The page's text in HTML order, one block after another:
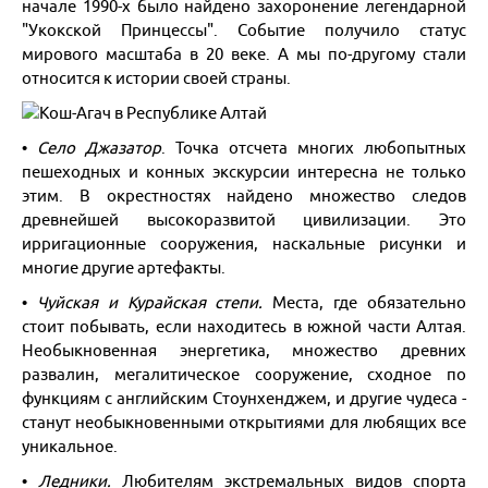
начале 1990-х было найдено захоронение легендарной
"Укокской Принцессы". Событие получило статус
мирового масштаба в 20 веке. А мы по-другому стали
относится к истории своей страны.
• Село Джазатор. Точка отсчета многих любопытных
пешеходных и конных экскурсии интересна не только
этим. В окрестностях найдено множество следов
древнейшей высокоразвитой цивилизации. Это
ирригационные сооружения, наскальные рисунки и
многие другие артефакты.
•
Чуйская и Курайская степи. Места, где обязательно
стоит побывать, если находитесь в южной части Алтая.
Необыкновенная энергетика, множество древних
развалин, мегалитическое сооружение, сходное по
функциям с английским Стоунхенджем, и другие чудеса -
станут необыкновенными открытиями для любящих все
уникальное.
• Ледники. Любителям экстремальных видов спорта